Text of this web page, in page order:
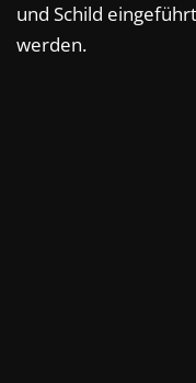
und Schild
werden.